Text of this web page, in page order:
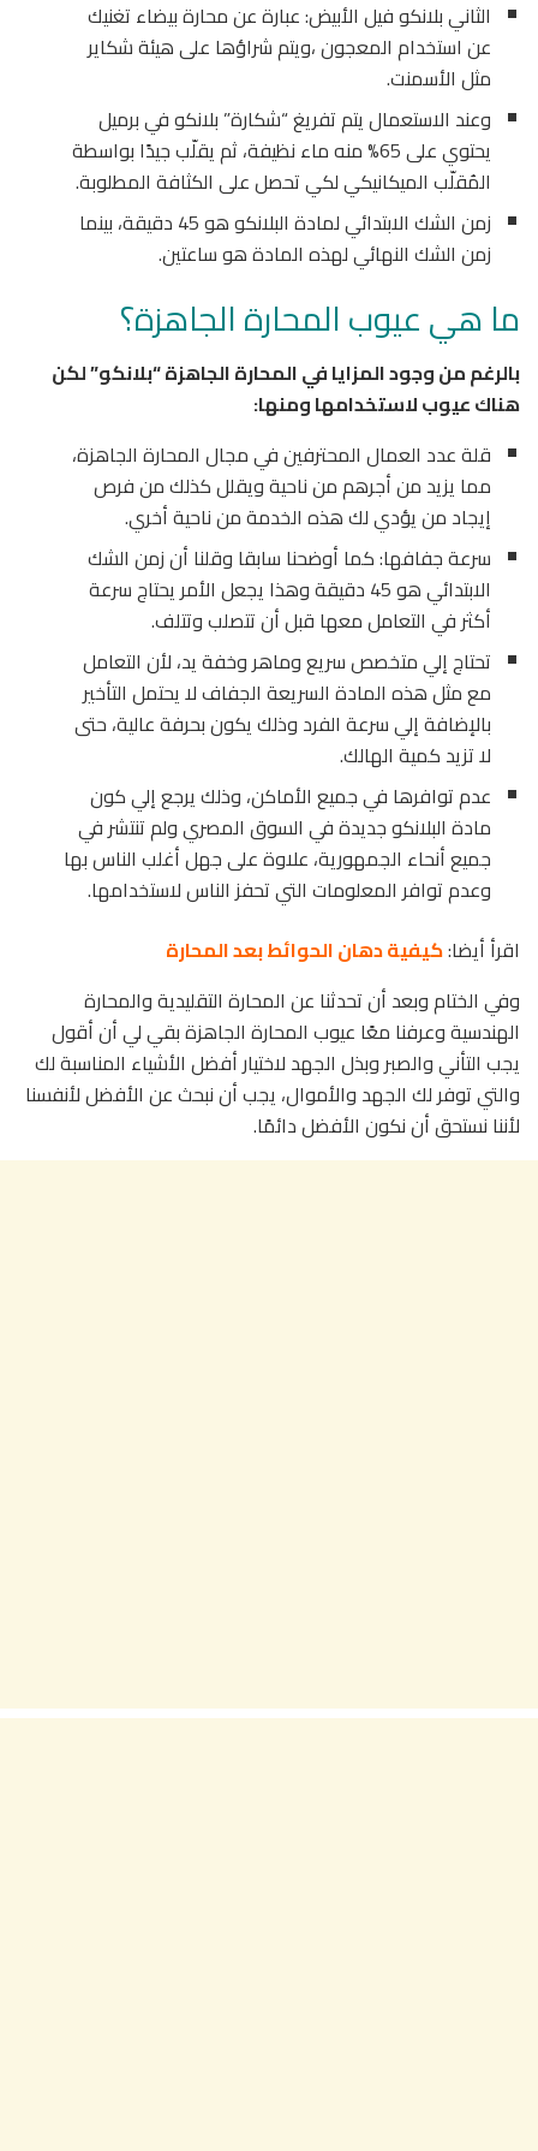
الثاني بلانكو فيل الأبيض: عبارة عن محارة بيضاء تغنيك
عن استخدام المعجون ،ويتم شراؤها على هيئة شكاير
مثل الأسمنت.
وعند الاستعمال يتم تفريغ “شكارة” بلانكو في برميل
يحتوي على 65% منه ماء نظيفة، ثم يقلّب جيدًا بواسطة
المُقلّب الميكانيكي لكي تحصل على الكثافة المطلوبة.
زمن الشك الابتدائي لمادة البلانكو هو 45 دقيقة، بينما
زمن الشك النهائي لهذه المادة هو ساعتين.
ما هي عيوب المحارة الجاهزة؟
بالرغم من وجود المزايا في المحارة الجاهزة “بلانكو” لكن
هناك عيوب لاستخدامها ومنها:
قلة عدد العمال المحترفين في مجال المحارة الجاهزة،
مما يزيد من أجرهم من ناحية ويقلل كذلك من فرص
إيجاد من يؤدي لك هذه الخدمة من ناحية أخري.
سرعة جفافها: كما أوضحنا سابقا وقلنا أن زمن الشك
الابتدائي هو 45 دقيقة وهذا يجعل الأمر يحتاج سرعة
أكثر في التعامل معها قبل أن تتصلب وتتلف.
تحتاج إلي متخصص سريع وماهر وخفة يد، لأن التعامل
مع مثل هذه المادة السريعة الجفاف لا يحتمل التأخير
بالإضافة إلي سرعة الفرد وذلك يكون بحرفة عالية، حتى
لا تزيد كمية الهالك.
عدم توافرها في جميع الأماكن، وذلك يرجع إلي كون
مادة البلانكو جديدة في السوق المصري ولم تنتشر في
جميع أنحاء الجمهورية، علاوة على جهل أغلب الناس بها
وعدم توافر المعلومات التي تحفز الناس لاستخدامها.
اقرأ أيضا:كيفية دهان الحوائط بعد المحارة
وفي الختام وبعد أن تحدثنا عن المحارة التقليدية والمحارة
الهندسية وعرفنا معًا عيوب المحارة الجاهزة بقي لي أن أقول
يجب التأني والصبر وبذل الجهد لاختيار أفضل الأشياء المناسبة لك
والتي توفر لك الجهد والأموال، يجب أن نبحث عن الأفضل لأنفسنا
لأننا نستحق أن نكون الأفضل دائمًا.